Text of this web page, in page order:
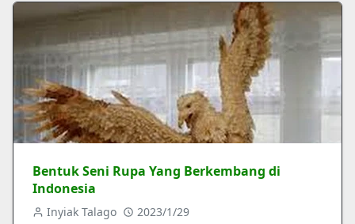
Bentuk Seni Rupa Yang Berkembang di
Indonesia
Inyiak Talago 2023/1/29